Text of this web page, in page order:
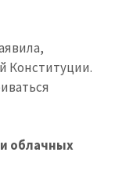
Конституции.
облачных